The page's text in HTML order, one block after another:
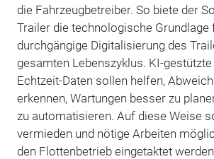
die Fahrzeugbetreiber. So biete der
Trailer die technologische Grundlage
durchgängige Digitalisierung des
gesamten Lebenszyklus. KI-
Echtzeit-Daten sollen helfen,
erkennen, Wartungen besser zu
zu automatisieren. Auf diese Weise
vermieden und nötige Arbeiten
den Flottenbetrieb eingetaktet